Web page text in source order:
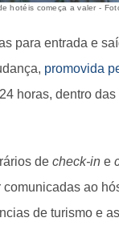
hotéis começa a valer -
para entrada e
promovida
horas, dentro
de check-in e
ao
de turismo e as